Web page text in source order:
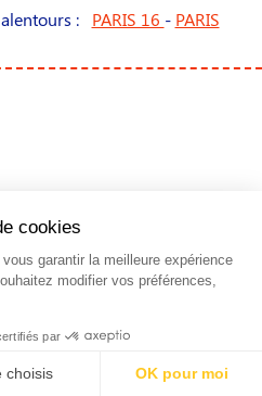
: PARIS 16 - PARIS